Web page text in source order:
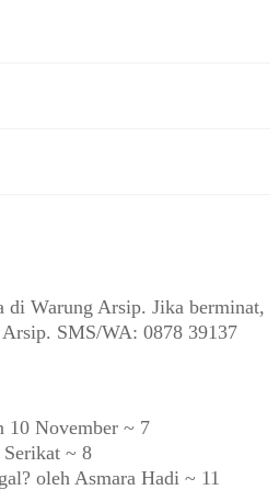
Warung Arsip. Jika berminat,
SMS/WA: 0878 39137
10 November ~ 7
~ 8
oleh Asmara Hadi ~ 11